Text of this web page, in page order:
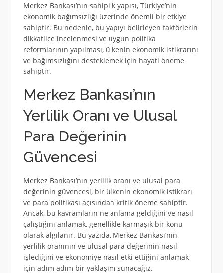
Merkez Bankası’nın sahiplik yapısı, Türkiye’nin
ekonomik bağımsızlığı üzerinde önemli bir etkiye
sahiptir. Bu nedenle, bu yapıyı belirleyen faktörlerin
dikkatlice incelenmesi ve uygun politika
reformlarının yapılması, ülkenin ekonomik istikrarını
ve bağımsızlığını desteklemek için hayati öneme
sahiptir.
Merkez Bankası’nın
Yerlilik Oranı ve Ulusal
Para Değerinin
Güvencesi
Merkez Bankası’nın yerlilik oranı ve ulusal para
değerinin güvencesi, bir ülkenin ekonomik istikrarı
ve para politikası açısından kritik öneme sahiptir.
Ancak, bu kavramların ne anlama geldiğini ve nasıl
çalıştığını anlamak, genellikle karmaşık bir konu
olarak algılanır. Bu yazıda, Merkez Bankası’nın
yerlilik oranının ve ulusal para değerinin nasıl
işlediğini ve ekonomiye nasıl etki ettiğini anlamak
için adım adım bir yaklaşım sunacağız.